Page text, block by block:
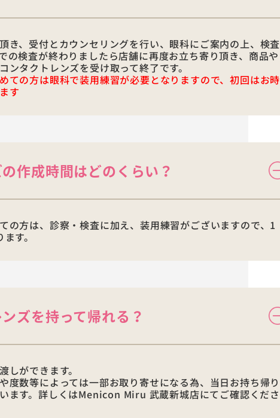
き、受付とカウンセリングを行い、眼科にご案内の上、検査
の検査が終わりましたら店舗に再度お立ち寄り頂き、商品や
ンタクトレンズを受け取って終了です。
ての方は眼科で装用練習が必要となりますので、初回はお時
す
作成時間はどのくらい？
の方は、診察・検査に加え、装用練習がございますので、1
す。
ズを持って帰れる？
しができます。
度数等によっては一部お取り寄せになる為、当日お持ち帰り
ます。詳しくはMenicon Miru 武蔵新城店にてご確認くださ